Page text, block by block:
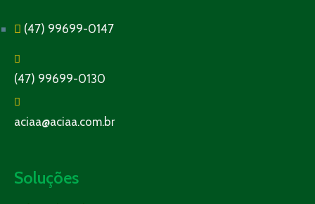
(47) 99699-0147
(47) 99699-0130
aciaa@aciaa.com.br
Soluções